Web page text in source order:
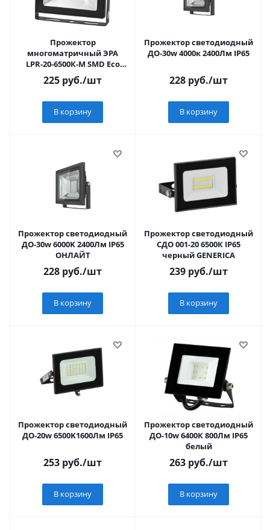
Прожектор
многоматричный ЭРА
LPR-20-6500К-М SMD Eco
Slim с/д , 1400lm (1/40)
225 руб./шт
В корзину
Прожектор светодиодный
ДО-30w 4000к 2400Лм IP65
228 руб./шт
В корзину
Прожектор светодиодный
ДО-30w 6000K 2400Лм IP65
ОНЛАЙТ
228 руб./шт
В корзину
Прожектор светодиодный
СДО 001-20 6500К IP65
черный GENERICA
239 руб./шт
В корзину
Прожектор светодиодный
ДО-20w 6500K1600Лм IP65
253 руб./шт
В корзину
Прожектор светодиодный
ДО-10w 6400К 800Лм IP65
белый
263 руб./шт
В корзину